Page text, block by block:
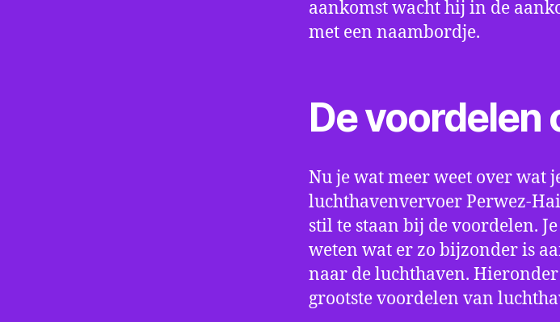
aankomst wacht hij in de
met een naambordje.
De voordelen
Nu je wat meer weet over wat
luchthavenvervoer Perwez-
stil te staan bij de voordelen.
weten wat er zo bijzonder is
naar de luchthaven.
grootste voordelen van